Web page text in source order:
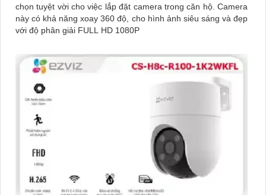
chọn tuyệt vời cho việc lắp đặt camera trong căn hộ. Camera
này có khả năng xoay 360 độ, cho hình ảnh siêu sáng và đẹp
với độ phân giải FULL HD 1080P